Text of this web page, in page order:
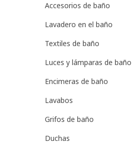
Accesorios de baño
Lavadero en el baño
Textiles de baño
Luces y lámparas de baño
Encimeras de baño
Lavabos
Grifos de baño
Duchas